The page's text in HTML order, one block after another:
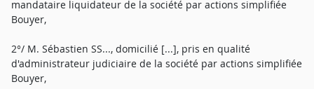
mandataire liquidateur de la société par actions simplifiée
Bouyer,
2°/ M. Sébastien SS..., domicilié [...], pris en qualité
d'administrateur judiciaire de la société par actions simplifiée
Bouyer,